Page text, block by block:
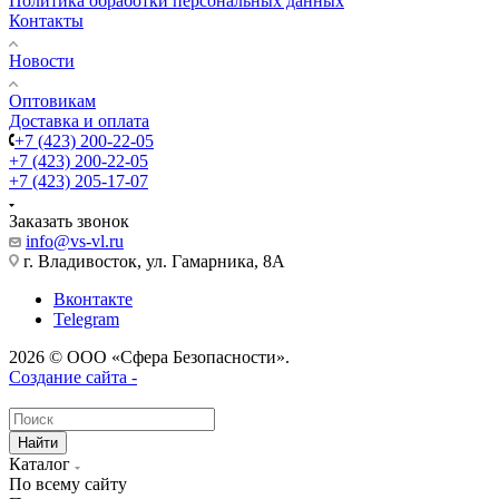
Контакты
Новости
Оптовикам
Доставка и оплата
+7 (423) 200-22-05
+7 (423) 200-22-05
+7 (423) 205-17-07
Заказать звонок
info@vs-vl.ru
г. Владивосток, ул. Гамарника, 8А
Вконтакте
Telegram
2026 © ООО «Сфера Безопасности».
Создание сайта -
Найти
Каталог
По всему сайту